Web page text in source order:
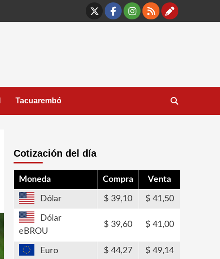
X Facebook
Instagram
RSS
Tacuarembó
Cotización del día
Moneda Compra Venta
Dólar 39,10 41,50
Dólar
eBROU
39,60 41,00
Euro 44,27 49,14